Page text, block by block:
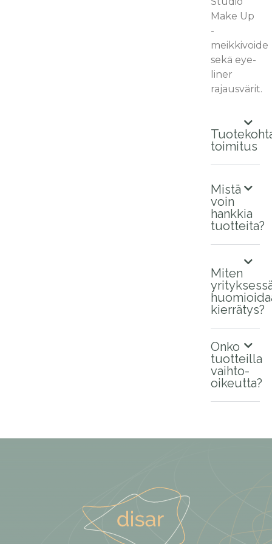
Make Up
-
meikkivoide
sekä eye-
liner
rajausvärit.
toimitus
Mistä
voin
hankkia
tuotteita?
Miten
kierrätys?
Onko
tuotteilla
vaihto-
oikeutta?